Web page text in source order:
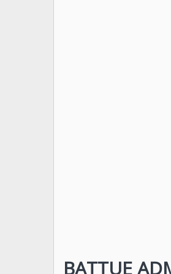
BATTUE